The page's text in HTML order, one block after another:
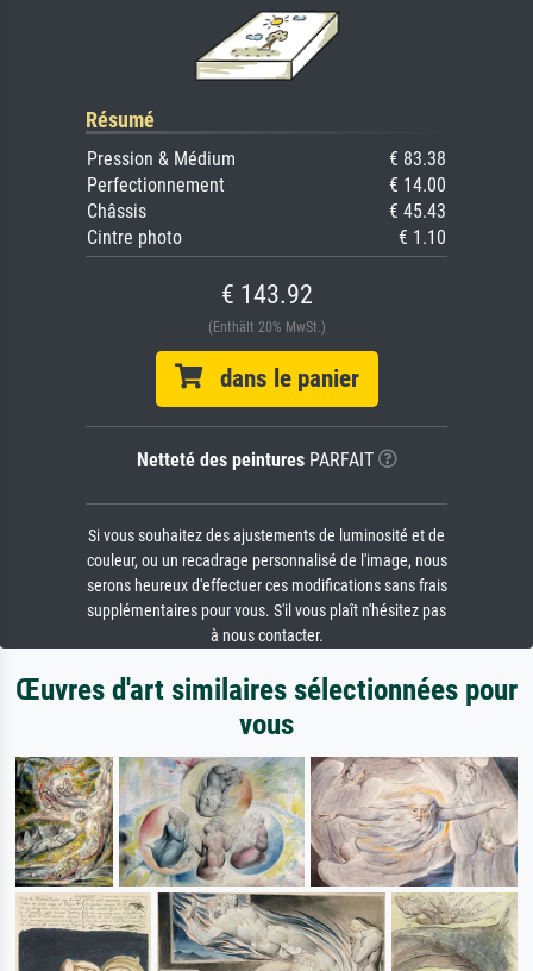
Résumé
Pression & Médium
€ 83.38
Perfectionnement
€ 14.00
Châssis
€ 45.43
Cintre photo
€ 1.10
€ 143.92
(Enthält 20% MwSt.)
dans le panier
Netteté des peinturesPARFAIT
Si vous souhaitez des ajustements de luminosité et de
couleur, ou un recadrage personnalisé de l'image, nous
serons heureux d'effectuer ces modifications sans frais
supplémentaires pour vous. S'il vous plaît n'hésitez pas
à nous contacter.
Œuvres d'art similaires sélectionnées pour
vous